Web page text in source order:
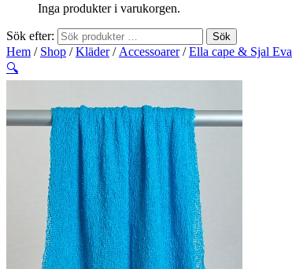
Inga produkter i varukorgen.
Sök efter: Sök
Hem / Shop /Kläder/ Accessoarer/Ella cape & Sjal Eva
🔍